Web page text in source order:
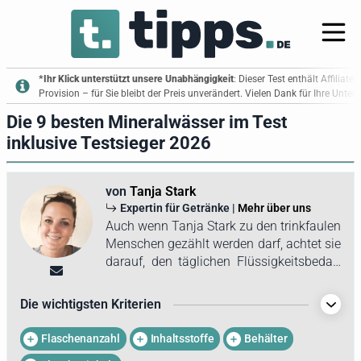
*Ihr Klick unterstützt unsere Unabhängigkeit: Dieser Test enthält
Provision – für Sie bleibt der Preis unverändert. Vielen Dank für Ihre
Die 9 besten Mineralwässer im Test
inklusive Testsieger 2026
von Tanja Stark
Expertin für Getränke | Mehr über uns
Auch wenn Tanja Stark zu den trinkfaulen
Menschen gezählt werden darf, achtet sie
darauf, den täglichen Flüssigkeitsbedarf
konsumiert sie hauptsächlich
Mineralwasser, sowohl stilles als auch
kohlensäurehaltiges. Bei der Auswahl
stehen die Inhaltsstoffe und der
Die wichtigsten Kriterien
Flaschenanzahl Inhaltsstoffe
Behälter